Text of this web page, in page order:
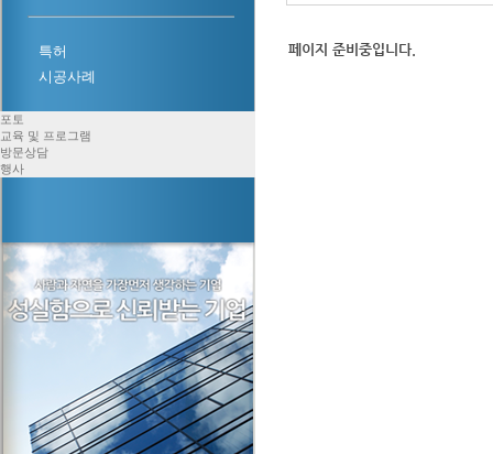
특허
시공사례
포토
교육 및 프로그램
방문상담
행사
페이지 준비중입니다.